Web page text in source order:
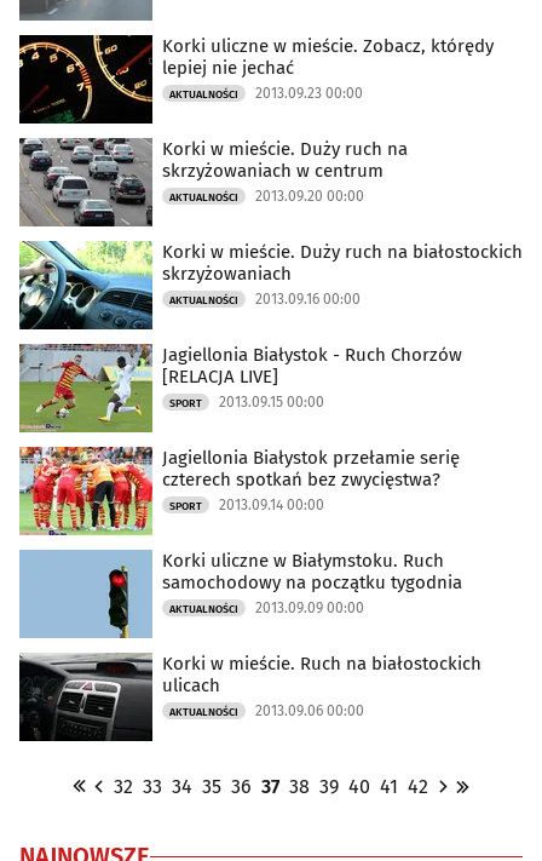
Korki uliczne w mieście. Zobacz, którędy
lepiej nie jechać
AKTUALNOŚCI 2013.09.23 00:00
Korki w mieście. Duży ruch na
skrzyżowaniach w centrum
AKTUALNOŚCI 2013.09.20 00:00
Korki w mieście. Duży ruch na białostockich
skrzyżowaniach
AKTUALNOŚCI 2013.09.16 00:00
Jagiellonia Białystok - Ruch Chorzów
[RELACJA LIVE]
SPORT 2013.09.15 00:00
Jagiellonia Białystok przełamie serię
czterech spotkań bez zwycięstwa?
SPORT 2013.09.14 00:00
Korki uliczne w Białymstoku. Ruch
samochodowy na początku tygodnia
AKTUALNOŚCI 2013.09.09 00:00
Korki w mieście. Ruch na białostockich
ulicach
AKTUALNOŚCI 2013.09.06 00:00
32 33 34 35 36 37 38 39 40 41 42